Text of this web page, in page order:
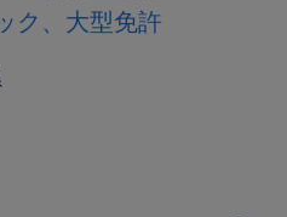
ク、大型免許